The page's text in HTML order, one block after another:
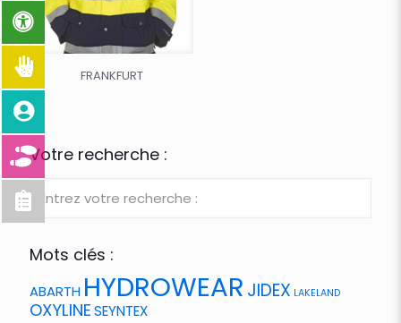
FRANKFURT
Votre recherche :
Mots clés :
ABARTH HYDROWEAR JIDEX LAKELAND
OXYLINESEYNTEX